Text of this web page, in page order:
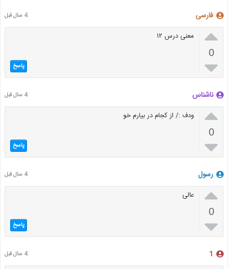
فارسی 4 سال قبل

0

معنی درس ۱۲
پاسخ
ناشناس 4 سال قبل

0

ودف :/ از کجام در بیارم خو
پاسخ
رسول 4 سال قبل

0

عالی
پاسخ
1 4 سال قبل